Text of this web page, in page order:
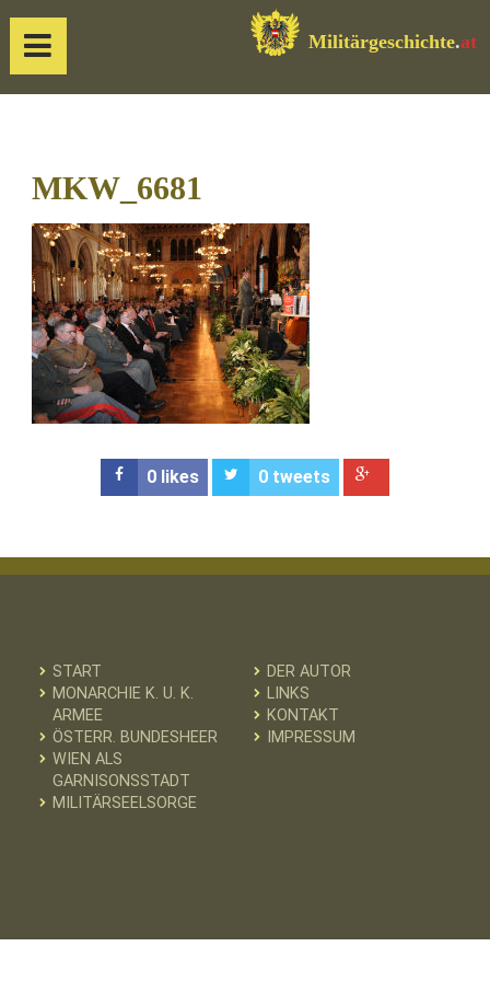
Militärgeschichte.at
MKW_6681
0 likes 0 tweets
START
MONARCHIE K. U. K.
ARMEE
ÖSTERR. BUNDESHEER
WIEN ALS
GARNISONSSTADT
MILITÄRSEELSORGE
DER AUTOR
LINKS
KONTAKT
IMPRESSUM